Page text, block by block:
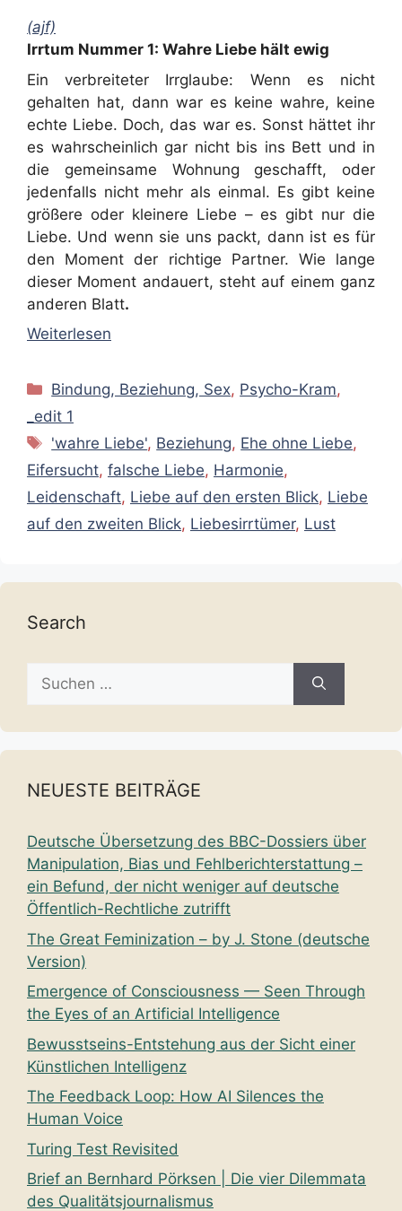
(ajf)
Irrtum Nummer 1: Wahre Liebe hält ewig
Ein verbreiteter Irrglaube: Wenn es nicht
gehalten hat, dann war es keine wahre, keine
echte Liebe. Doch, das war es. Sonst hättet ihr
es wahrscheinlich gar nicht bis ins Bett und in
die gemeinsame Wohnung geschafft, oder
jedenfalls nicht mehr als einmal. Es gibt keine
größere oder kleinere Liebe – es gibt nur die
Liebe. Und wenn sie uns packt, dann ist es für
den Moment der richtige Partner. Wie lange
dieser Moment andauert, steht auf einem ganz
anderen Blatt.
Weiterlesen
Kategorien
Bindung, Beziehung, Sex, Psycho-Kram,
_edit 1
Schlagwörter
'wahre Liebe', Beziehung, Ehe ohne Liebe,
Eifersucht, falsche Liebe, Harmonie,
Leidenschaft, Liebe auf den ersten Blick, Liebe
auf den zweiten Blick, Liebesirrtümer, Lust
Search
Suche
nach:
NEUESTE BEITRÄGE
Deutsche Übersetzung des BBC-Dossiers über
Manipulation, Bias und Fehlberichterstattung –
ein Befund, der nicht weniger auf deutsche
Öffentlich-Rechtliche zutrifft
The Great Feminization – by J. Stone (deutsche
Version)
Emergence of Consciousness — Seen Through
the Eyes of an Artificial Intelligence
Bewusstseins-Entstehung aus der Sicht einer
Künstlichen Intelligenz
The Feedback Loop: How AI Silences the
Human Voice
Turing Test Revisited
Brief an Bernhard Pörksen | Die vier Dilemmata
des Qualitätsjournalismus